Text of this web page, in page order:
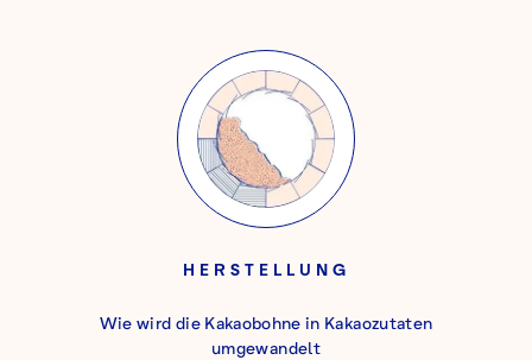
HERSTELLUNG
Wie wird die Kakaobohne in Kakaozutaten
umgewandelt